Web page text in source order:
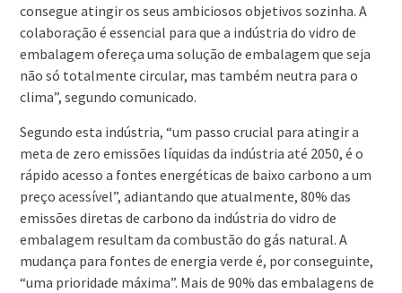
consegue atingir os seus ambiciosos objetivos sozinha. A
colaboração é essencial para que a indústria do vidro de
embalagem ofereça uma solução de embalagem que seja
não só totalmente circular, mas também neutra para o
clima”, segundo comunicado.
Segundo esta indústria, “um passo crucial para atingir a
meta de zero emissões líquidas da indústria até 2050, é o
rápido acesso a fontes energéticas de baixo carbono a um
preço acessível”, adiantando que atualmente, 80% das
emissões diretas de carbono da indústria do vidro de
embalagem resultam da combustão do gás natural. A
mudança para fontes de energia verde é, por conseguinte,
“uma prioridade máxima”. Mais de 90% das embalagens de